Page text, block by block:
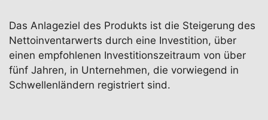
Das Anlageziel des Produkts ist die Steigerung des
Nettoinventarwerts durch eine Investition, über
einen empfohlenen Investitionszeitraum von über
fünf Jahren, in Unternehmen, die vorwiegend in
Schwellenländern registriert sind.